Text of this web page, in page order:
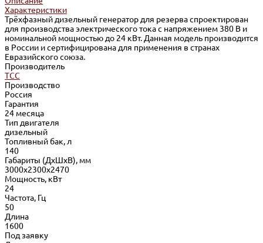
Характеристики
Трёхфазный дизельный генератор для резерва спроектирован
для производства электрического тока с напряжением 380 В и
номинальной мощностью до 24 кВт. Данная модель производится
в России и сертифицирована для применения в странах
Евразийского союза.
Производитель
ТСС
Производство
Россия
Гарантия
24 месяца
Тип двигателя
дизельный
Топливный бак, л
140
Габариты (ДхШхВ), мм
3000x2300x2470
Мощность, кВт
24
Частота, Гц
50
Длина
1600
Под заявку